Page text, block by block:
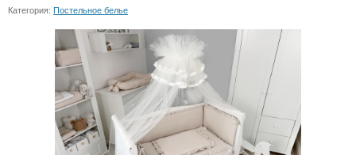
Категория: Постельное белье